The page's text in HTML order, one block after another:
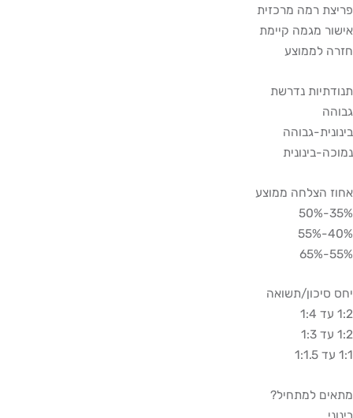
רמה מרכזית
מגמה קיימת
לממוצע
נדרשת
גבוהה
בינונית
הצלחה ממוצע
סיכון/תשואה
למתחיל?